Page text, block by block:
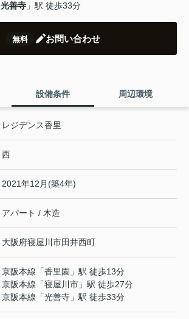
光善寺 」駅 徒歩33分
無料 お問い合わせ
設備条件 周辺環境
レジデンス香里
西
2021年12月(築4年)
アパート / 木造
大阪府寝屋川市田井西町
京阪本線 「香里園 」駅 徒歩13分
京阪本線 「寝屋川市 」駅 徒歩27分
京阪本線 「光善寺 」駅 徒歩33分